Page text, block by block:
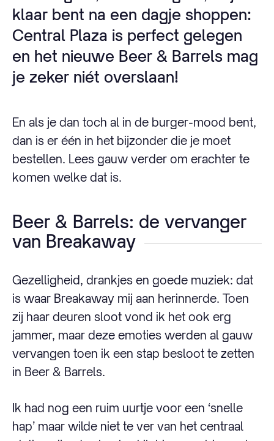
klaar bent na een dagje shoppen:
Central Plaza is perfect gelegen
en het nieuwe Beer & Barrels mag
je zeker niét overslaan!
En als je dan toch al in de burger-mood bent,
dan is er één in het bijzonder die je moet
bestellen. Lees gauw verder om erachter te
komen welke dat is.
Beer & Barrels: de vervanger
van Breakaway
Gezelligheid, drankjes en goede muziek: dat
is waar Breakaway mij aan herinnerde. Toen
zij haar deuren sloot vond ik het ook erg
jammer, maar deze emoties werden al gauw
vervangen toen ik een stap besloot te zetten
in Beer & Barrels.
Ik had nog een ruim uurtje voor een ‘snelle
hap’ maar wilde niet te ver van het centraal